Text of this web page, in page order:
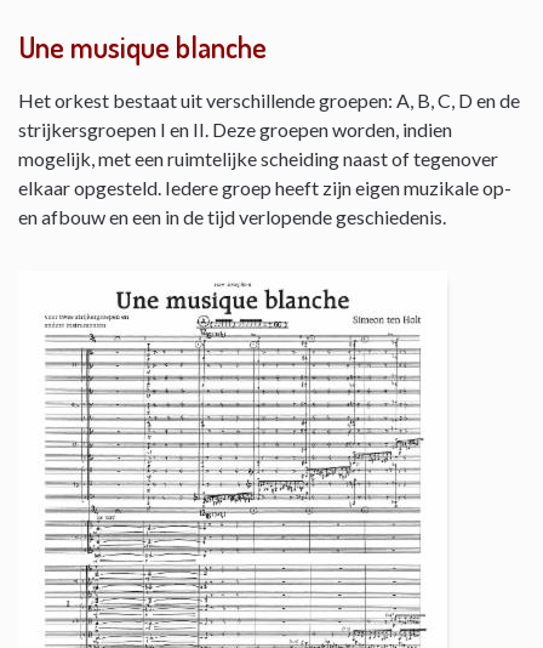
Une musique blanche
Het orkest bestaat uit verschillende groepen: A, B, C, D en de
strijkersgroepen I en II. Deze groepen worden, indien
mogelijk, met een ruimtelijke scheiding naast of tegenover
elkaar opgesteld. Iedere groep heeft zijn eigen muzikale op-
en afbouw en een in de tijd verlopende geschiedenis.